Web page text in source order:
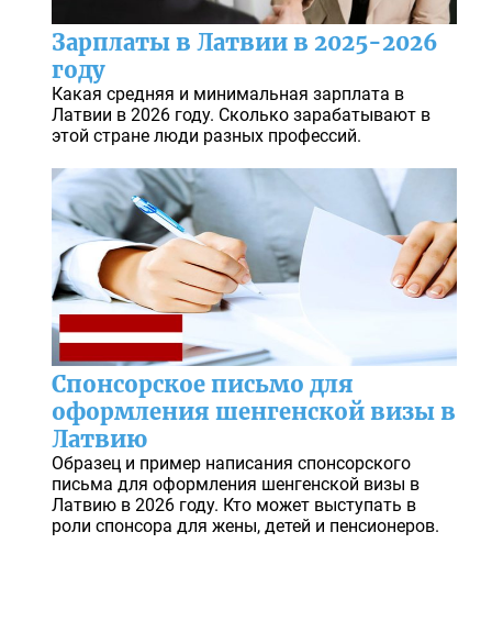
Зарплаты в Латвии в 2025-2026
году
Какая средняя и минимальная зарплата в
Латвии в 2026 году. Сколько зарабатывают в
этой стране люди разных профессий.
Спонсорское письмо для
оформления шенгенской визы в
Латвию
Образец и пример написания спонсорского
письма для оформления шенгенской визы в
Латвию в 2026 году. Кто может выступать в
роли спонсора для жены, детей и пенсионеров.